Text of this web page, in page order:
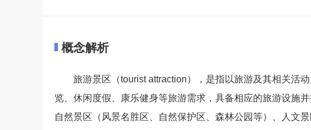
概念解析
旅游景区（tourist attraction），是指以旅游及其相关活
览、休闲度假、康乐健身等旅游需求，具备相应的旅游设施
自然景区（风景名胜区、自然保护区、森林公园等）、人文